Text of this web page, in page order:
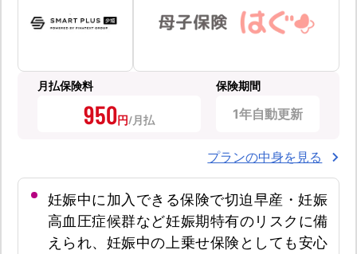
月払保険料
950円
保険期間
1年自動更新
プランの中身を見る
妊娠中に加入できる保険で切迫早産・妊娠
高血圧症候群など妊娠期特有のリスクに備
えられ、妊娠中の上乗せ保険としても安心